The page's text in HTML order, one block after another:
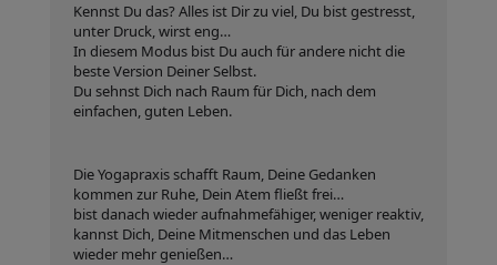
Kennst Du das? Alles ist Dir zu viel, Du bist gestresst,
unter Druck, wirst eng…
In diesem Modus bist Du auch für andere nicht die
beste Version Deiner Selbst.
Du sehnst Dich nach Raum für Dich, nach dem
einfachen, guten Leben.
Die Yogapraxis schafft Raum, Deine Gedanken
kommen zur Ruhe, Dein Atem fließt frei…
bist danach wieder aufnahmefähiger, weniger reaktiv,
kannst Dich, Deine Mitmenschen und das Leben
wieder mehr genießen…